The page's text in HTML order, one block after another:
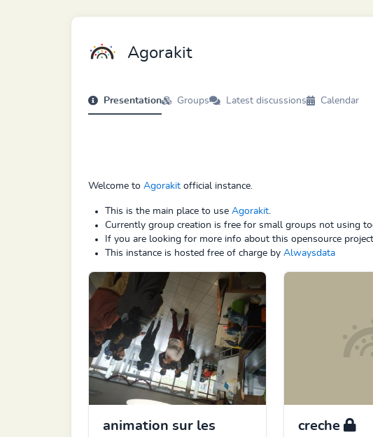
Agorakit
Presentation Groups Latest discussions Calendar
Welcome to Agorakit official instance.
This is the main place to use Agorakit.
Currently group creation is free for small groups not using
If you are looking for more info about this opensource
This instance is hosted free of charge by Alwaysdata
animation sur les
creche